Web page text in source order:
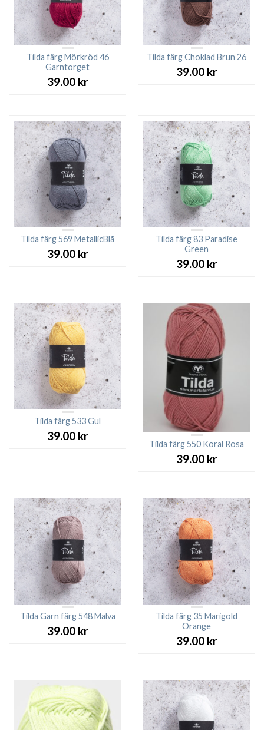
Tilda färg Mörkröd 46
Garntorget
39.00 kr
Tilda färg Choklad Brun 26
39.00 kr
Tilda färg 569 MetallicBlå
39.00 kr
Tilda färg 83 Paradise
Green
39.00 kr
Tilda färg 533 Gul
39.00 kr
Tilda färg 550 Koral Rosa
39.00 kr
Tilda Garn färg 548 Malva
39.00 kr
Tilda färg 35 Marigold
Orange
39.00 kr